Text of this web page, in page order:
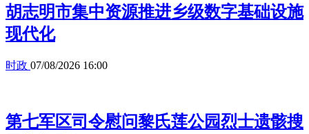
胡志明市集中资源推进乡级数字基础设施
现代化
时政 07/08/2026 16:00
第七军区司令慰问黎氏莲公园烈士遗骸搜